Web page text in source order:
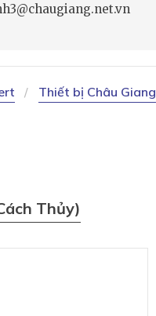
Thiết bị Châu Giang
Thủy)